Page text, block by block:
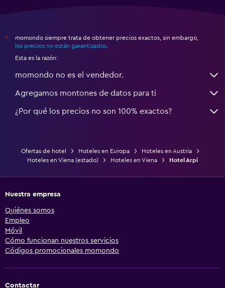
*
momondo siempre trata de obtener precios exactos, sin embargo,
los precios no están garantizados
Esta es la razón:
momondo no es el vendedor.
Agregamos montones de datos para ti
¿Por qué los precios no son 100% exactos?
Ofertas de hotel Hoteles en Europa
Hoteles en Austria
Hoteles en Viena (estado)
Hoteles en Viena Hotel Arpi
Nuestra empresa
Quiénes somos
Empleo
Móvil
Cómo funcionan nuestros servicios
Códigos promocionales momondo
Contactar